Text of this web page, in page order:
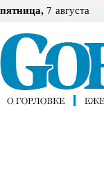
пятница, 7 августа